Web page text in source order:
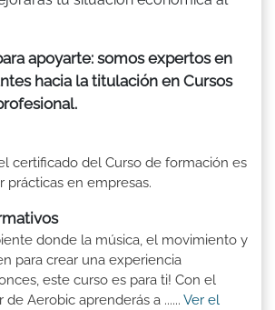
apoyarte: somos expertos en
hacia la titulación en Cursos
certificado del Curso de formación es
prácticas en empresas.
donde la música, el movimiento y
para crear una experiencia
este curso es para ti! Con el
Aerobic aprenderás a ...... Ver el